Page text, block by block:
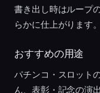
書き出し時はループ
らかに仕上がります。
おすすめの用途
パチンコ・スロット
ん、表彰・記念の演